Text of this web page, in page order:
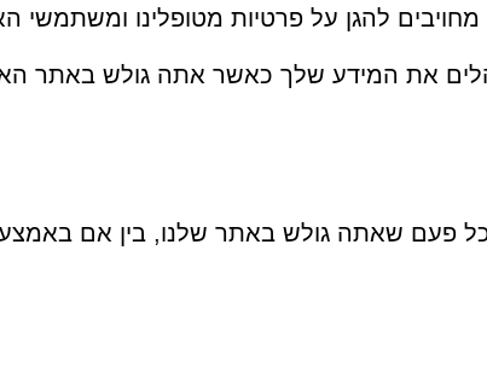
מחויבים להגן על פרטיות מטופלינו
את המידע שלך כאשר אתה גולש באתר
פעם שאתה גולש באתר שלנו, בין אם